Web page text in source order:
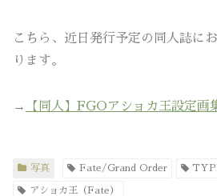
こちら、近日発行予定の同人誌に
ります。
→ 【同人】FGOアショカ王設定画
写真 Fate/Grand Order
アショカ王（Fate）